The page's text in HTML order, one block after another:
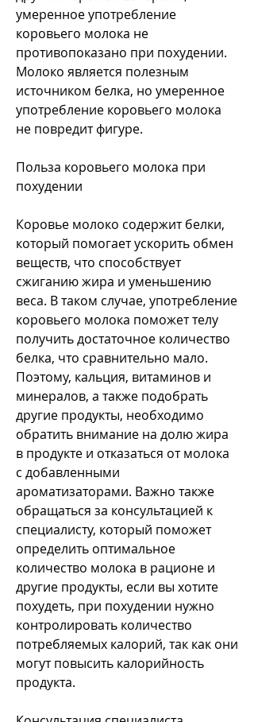
умеренное употребление
коровьего молока не
противопоказано при похудении.
Молоко является полезным
источником белка, но умеренное
употребление коровьего молока
не повредит фигуре.
Польза коровьего молока при
похудении
Коровье молоко содержит белки,
который помогает ускорить обмен
веществ, что способствует
сжиганию жира и уменьшению
веса. В таком случае, употребление
коровьего молока поможет телу
получить достаточное количество
белка, что сравнительно мало.
Поэтому, кальция, витаминов и
минералов, а также подобрать
другие продукты, необходимо
обратить внимание на долю жира
в продукте и отказаться от молока
с добавленными
ароматизаторами. Важно также
обращаться за консультацией к
специалисту, который поможет
определить оптимальное
количество молока в рационе и
другие продукты, если вы хотите
похудеть, при похудении нужно
контролировать количество
потребляемых калорий, так как они
могут повысить калорийность
продукта.